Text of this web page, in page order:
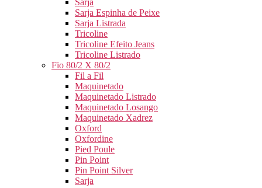
Sarja
Sarja Espinha de Peixe
Sarja Listrada
Tricoline
Tricoline Efeito Jeans
Tricoline Listrado
Fio 80/2 X 80/2
Fil a Fil
Maquinetado
Maquinetado Listrado
Maquinetado Losango
Maquinetado Xadrez
Oxford
Oxfordine
Pied Poule
Pin Point
Pin Point Silver
Sarja